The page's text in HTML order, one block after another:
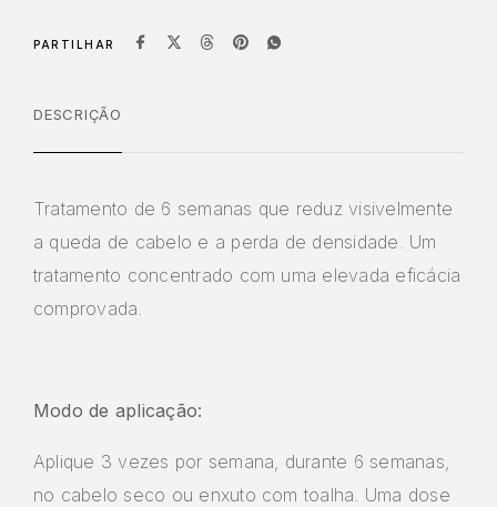
PARTILHAR
DESCRIÇÃO
Tratamento de 6 semanas que reduz visivelmente
a queda de cabelo e a perda de densidade. Um
tratamento concentrado com uma elevada eficácia
comprovada.
Modo de aplicação:
Aplique 3 vezes por semana, durante 6 semanas,
no cabelo seco ou enxuto com toalha. Uma dose